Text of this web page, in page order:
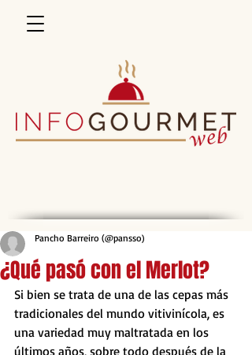
¿Qué pasó con el Merlot?
Pancho Barreiro (@pansso)
Si bien se trata de una de las cepas más
tradicionales del mundo vitivinícola, es
una variedad muy maltratada en los
últimos años, sobre todo después de la